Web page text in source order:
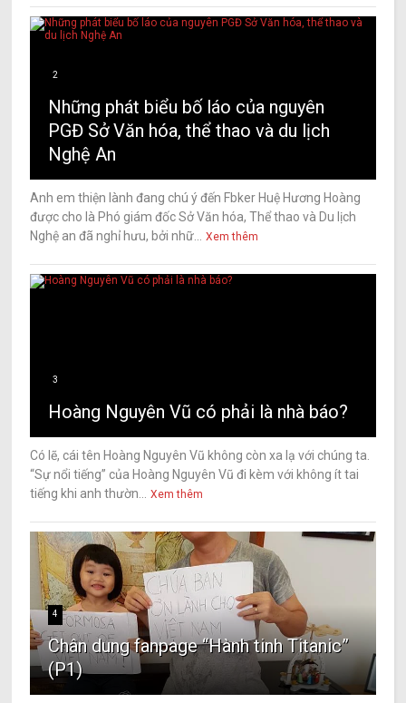
2
Những phát biểu bố láo của nguyên
PGĐ Sở Văn hóa, thể thao và du lịch
Nghệ An
Anh em thiện lành đang chú ý đến Fbker Huệ Hương Hoàng
được cho là Phó giám đốc Sở Văn hóa, Thể thao và Du lịch
Nghệ an đã nghỉ hưu, bởi nhữ...
Xem thêm
3
Hoàng Nguyên Vũ có phải là nhà báo?
Có lẽ, cái tên Hoàng Nguyên Vũ không còn xa lạ với chúng ta.
“Sự nổi tiếng” của Hoàng Nguyên Vũ đi kèm với không ít tai
tiếng khi anh thườn...
Xem thêm
4
Chân dung fanpage “Hành tinh Titanic”
(P1)